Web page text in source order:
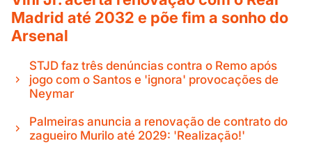
Madrid até 2032 e põe fim a sonho do
Arsenal
STJD faz três denúncias contra o Remo após
jogo com o Santos e 'ignora' provocações de
Neymar
Palmeiras anuncia a renovação de contrato do
zagueiro Murilo até 2029: 'Realização!'